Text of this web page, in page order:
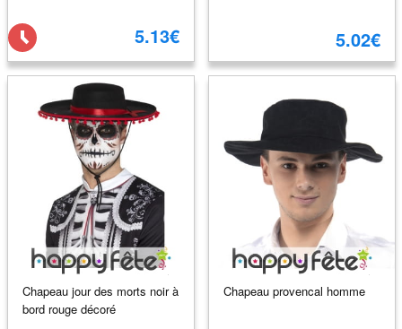
5.13€ 5.02€
Chapeau jour des morts noir à
bord rouge décoré
Chapeau provencal homme